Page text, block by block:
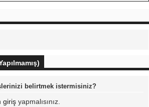
belirtmek istermisiniz?
giriş yapmalısınız.